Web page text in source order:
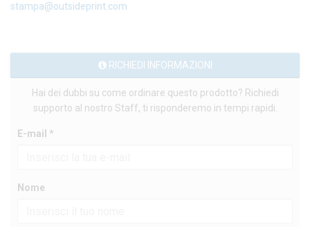
stampa@outsideprint.com
RICHIEDI INFORMAZIONI
Hai dei dubbi su come ordinare questo prodotto? Richiedi
supporto al nostro Staff, ti risponderemo in tempi rapidi.
E-mail *
Nome